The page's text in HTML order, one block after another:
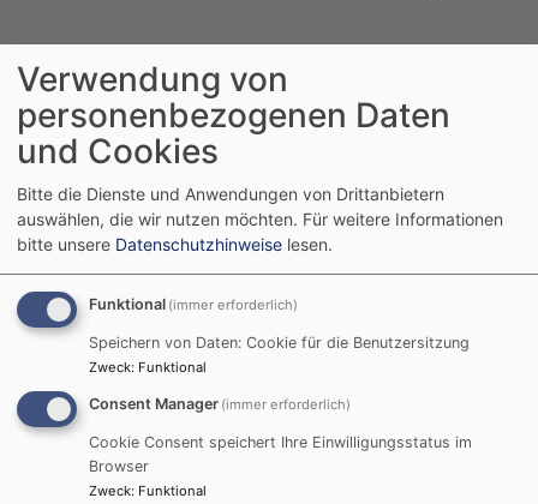
Verwendung von
personenbezogenen Daten
und Cookies
Bitte die Dienste und Anwendungen von Drittanbietern
auswählen, die wir nutzen möchten. Für weitere Informationen
bitte unsere Datenschutzhinweise lesen.
Funktional (immer erforderlich)
Speichern von Daten: Cookie für die Benutzersitzung
Zweck: Funktional
Consent Manager (immer erforderlich)
Cookie Consent speichert Ihre Einwilligungsstatus im
Browser
Zweck: Funktional